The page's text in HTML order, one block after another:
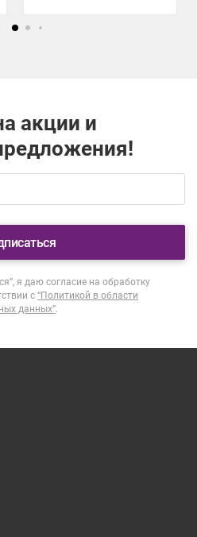
акции и
я даю согласие на обработку
с “Политикой в области
данных”.